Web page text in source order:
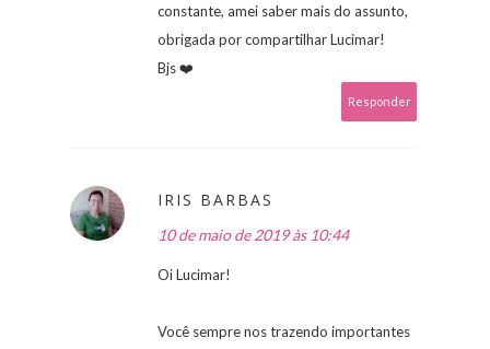
constante, amei saber mais do assunto,
obrigada por compartilhar Lucimar!
Bjs ❤️
Responder
IRIS BARBAS
10 de maio de 2019 às 10:44
Oi Lucimar!
Você sempre nos trazendo importantes